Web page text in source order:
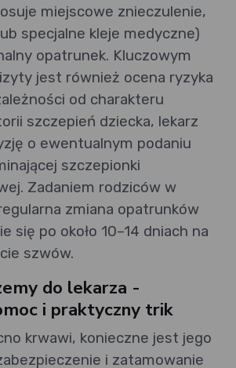
miejscowe znieczulenie,
specjalne kleje medyczne)
opatrunek. Kluczowym
jest również ocena ryzyka
od charakteru
szczepień dziecka, lekarz
o ewentualnym podaniu
szczepionki
Zadaniem rodziców w
zmiana opatrunków
się po około 10–14 dniach na
szwów.
do lekarza -
i praktyczny trik
krwawi, konieczne jest jego
i zatamowanie